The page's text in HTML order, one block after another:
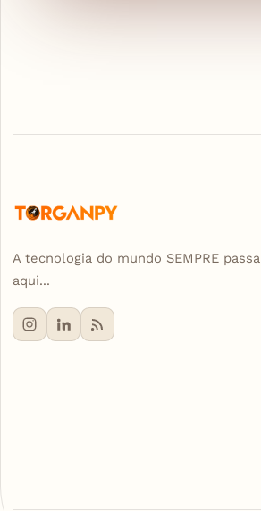
A tecnologia do mundo SEMPRE passa
aqui...